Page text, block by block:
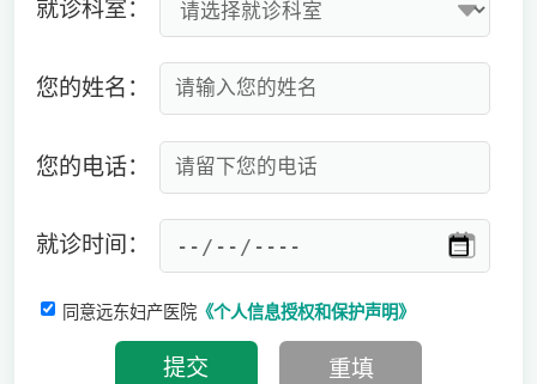
就诊科室：
您的姓名：
您的电话：
就诊时间：
同意远东妇产医院《个人信息授权和保护声明》